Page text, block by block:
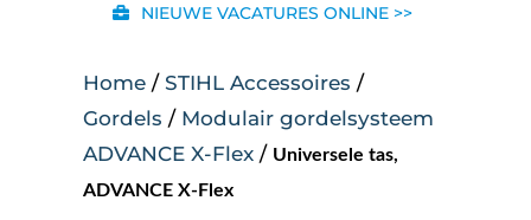
STIHL
Occasions
NIEUWE VACATURES ONLINE >>
Home / STIHL Accessoires /
Gordels / Modulair gordelsysteem
ADVANCE X-Flex / Universele tas,
ADVANCE X-Flex